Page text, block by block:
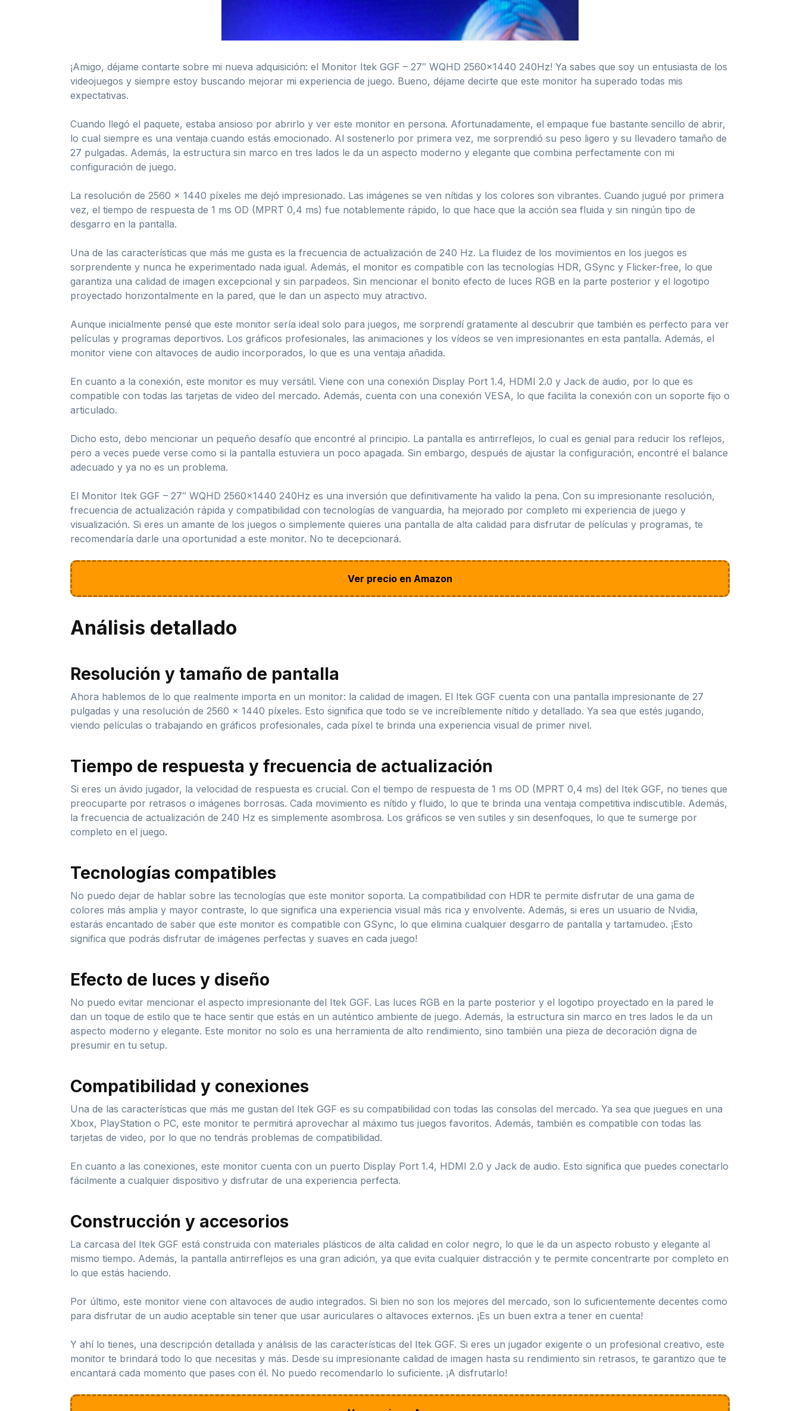
¡Amigo, déjame contarte sobre mi nueva adquisición: el Monitor Itek GGF – 27″ WQHD 2560×1440 240Hz! Ya sabes que soy un entusiasta de los
videojuegos y siempre estoy buscando mejorar mi experiencia de juego. Bueno, déjame decirte que este monitor ha superado todas mis
expectativas.
Cuando llegó el paquete, estaba ansioso por abrirlo y ver este monitor en persona. Afortunadamente, el empaque fue bastante sencillo de abrir,
lo cual siempre es una ventaja cuando estás emocionado. Al sostenerlo por primera vez, me sorprendió su peso ligero y su llevadero tamaño de
27 pulgadas. Además, la estructura sin marco en tres lados le da un aspecto moderno y elegante que combina perfectamente con mi
configuración de juego.
La resolución de 2560 x 1440 píxeles me dejó impresionado. Las imágenes se ven nítidas y los colores son vibrantes. Cuando jugué por primera
vez, el tiempo de respuesta de 1 ms OD (MPRT 0,4 ms) fue notablemente rápido, lo que hace que la acción sea fluida y sin ningún tipo de
desgarro en la pantalla.
Una de las características que más me gusta es la frecuencia de actualización de 240 Hz. La fluidez de los movimientos en los juegos es
sorprendente y nunca he experimentado nada igual. Además, el monitor es compatible con las tecnologías HDR, GSync y Flicker-free, lo que
garantiza una calidad de imagen excepcional y sin parpadeos. Sin mencionar el bonito efecto de luces RGB en la parte posterior y el logotipo
proyectado horizontalmente en la pared, que le dan un aspecto muy atractivo.
Aunque inicialmente pensé que este monitor sería ideal solo para juegos, me sorprendí gratamente al descubrir que también es perfecto para ver
películas y programas deportivos. Los gráficos profesionales, las animaciones y los vídeos se ven impresionantes en esta pantalla. Además, el
monitor viene con altavoces de audio incorporados, lo que es una ventaja añadida.
En cuanto a la conexión, este monitor es muy versátil. Viene con una conexión Display Port 1.4, HDMI 2.0 y Jack de audio, por lo que es
compatible con todas las tarjetas de video del mercado. Además, cuenta con una conexión VESA, lo que facilita la conexión con un soporte fijo o
articulado.
Dicho esto, debo mencionar un pequeño desafío que encontré al principio. La pantalla es antirreflejos, lo cual es genial para reducir los reflejos,
pero a veces puede verse como si la pantalla estuviera un poco apagada. Sin embargo, después de ajustar la configuración, encontré el balance
adecuado y ya no es un problema.
El Monitor Itek GGF – 27″ WQHD 2560×1440 240Hz es una inversión que definitivamente ha valido la pena. Con su impresionante resolución,
frecuencia de actualización rápida y compatibilidad con tecnologías de vanguardia, ha mejorado por completo mi experiencia de juego y
visualización. Si eres un amante de los juegos o simplemente quieres una pantalla de alta calidad para disfrutar de películas y programas, te
recomendaría darle una oportunidad a este monitor. No te decepcionará.
Ver precio en Amazon
Análisis detallado
Resolución y tamaño de pantalla
Ahora hablemos de lo que realmente importa en un monitor: la calidad de imagen. El Itek GGF cuenta con una pantalla impresionante de 27
pulgadas y una resolución de 2560 x 1440 píxeles. Esto significa que todo se ve increíblemente nítido y detallado. Ya sea que estés jugando,
viendo películas o trabajando en gráficos profesionales, cada píxel te brinda una experiencia visual de primer nivel.
Tiempo de respuesta y frecuencia de actualización
Si eres un ávido jugador, la velocidad de respuesta es crucial. Con el tiempo de respuesta de 1 ms OD (MPRT 0,4 ms) del Itek GGF, no tienes que
preocuparte por retrasos o imágenes borrosas. Cada movimiento es nítido y fluido, lo que te brinda una ventaja competitiva indiscutible. Además,
la frecuencia de actualización de 240 Hz es simplemente asombrosa. Los gráficos se ven sutiles y sin desenfoques, lo que te sumerge por
completo en el juego.
Tecnologías compatibles
No puedo dejar de hablar sobre las tecnologías que este monitor soporta. La compatibilidad con HDR te permite disfrutar de una gama de
colores más amplia y mayor contraste, lo que significa una experiencia visual más rica y envolvente. Además, si eres un usuario de Nvidia,
estarás encantado de saber que este monitor es compatible con GSync, lo que elimina cualquier desgarro de pantalla y tartamudeo. ¡Esto
significa que podrás disfrutar de imágenes perfectas y suaves en cada juego!
Efecto de luces y diseño
No puedo evitar mencionar el aspecto impresionante del Itek GGF. Las luces RGB en la parte posterior y el logotipo proyectado en la pared le
dan un toque de estilo que te hace sentir que estás en un auténtico ambiente de juego. Además, la estructura sin marco en tres lados le da un
aspecto moderno y elegante. Este monitor no solo es una herramienta de alto rendimiento, sino también una pieza de decoración digna de
presumir en tu setup.
Compatibilidad y conexiones
Una de las características que más me gustan del Itek GGF es su compatibilidad con todas las consolas del mercado. Ya sea que juegues en una
Xbox, PlayStation o PC, este monitor te permitirá aprovechar al máximo tus juegos favoritos. Además, también es compatible con todas las
tarjetas de video, por lo que no tendrás problemas de compatibilidad.
En cuanto a las conexiones, este monitor cuenta con un puerto Display Port 1.4, HDMI 2.0 y Jack de audio. Esto significa que puedes conectarlo
fácilmente a cualquier dispositivo y disfrutar de una experiencia perfecta.
Construcción y accesorios
La carcasa del Itek GGF está construida con materiales plásticos de alta calidad en color negro, lo que le da un aspecto robusto y elegante al
mismo tiempo. Además, la pantalla antirreflejos es una gran adición, ya que evita cualquier distracción y te permite concentrarte por completo en
lo que estás haciendo.
Por último, este monitor viene con altavoces de audio integrados. Si bien no son los mejores del mercado, son lo suficientemente decentes como
para disfrutar de un audio aceptable sin tener que usar auriculares o altavoces externos. ¡Es un buen extra a tener en cuenta!
Y ahí lo tienes, una descripción detallada y análisis de las características del Itek GGF. Si eres un jugador exigente o un profesional creativo, este
monitor te brindará todo lo que necesitas y más. Desde su impresionante calidad de imagen hasta su rendimiento sin retrasos, te garantizo que te
encantará cada momento que pases con él. No puedo recomendarlo lo suficiente. ¡A disfrutarlo!